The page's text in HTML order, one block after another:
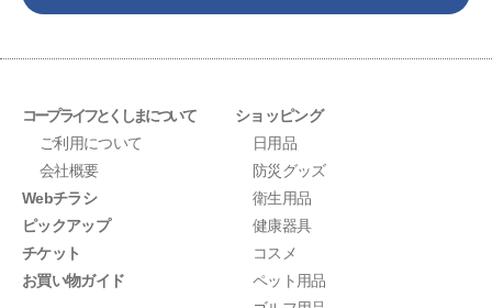
コープライフとくしまについて
ご利用について
会社概要
Webチラシ
ピックアップ
チケット
お買い物ガイド
ショッピング
日用品
防災グッズ
衛生用品
健康器具
コスメ
ペット用品